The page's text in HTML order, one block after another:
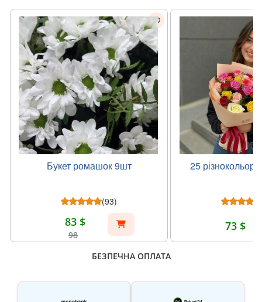
Букет ромашок 9шт
(93)
83 $
98
25
73 $
БЕЗПЕЧНА ОПЛАТА